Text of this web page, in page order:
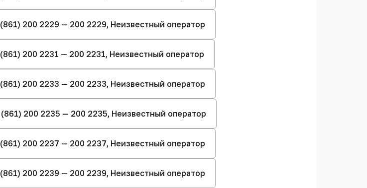
(861) 200 2229 — 200 2229, Неизвестный оператор
(861) 200 2231 — 200 2231, Неизвестный оператор
(861) 200 2233 — 200 2233, Неизвестный оператор
(861) 200 2235 — 200 2235, Неизвестный оператор
(861) 200 2237 — 200 2237, Неизвестный оператор
(861) 200 2239 — 200 2239, Неизвестный оператор